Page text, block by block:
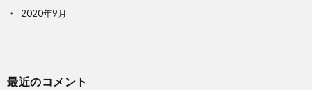
2020年9月
最近のコメント